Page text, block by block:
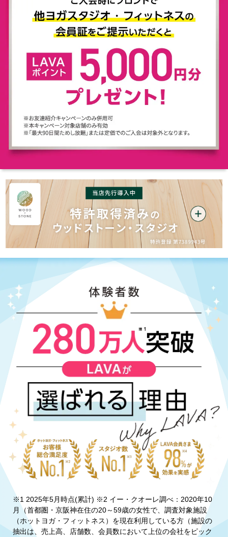
※1 2025年5月時点(累計) ※2 イー・クオーレ調べ：2020年10
月（首都圏・京阪神在住の20～59歳の女性で、調査対象施設
（ホットヨガ・フィットネス）を現在利用している方（施設の
抽出は、売上高、店舗数、会員数において上位の会社をピック